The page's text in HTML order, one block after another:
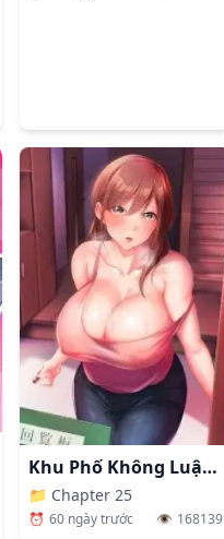
Khu Phố Không Luật Lệ
📁 Chapter 25
⏰ 60 ngày trước 👁️ 168139